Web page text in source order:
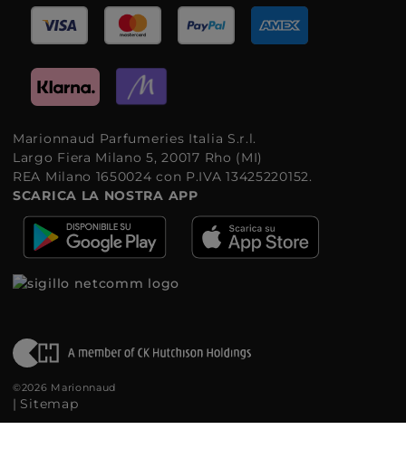
Marionnaud Parfumeries Italia S.r.l.
Largo Fiera Milano 5, 20017 Rho (MI)
REA Milano 1650024 con P.IVA 13425220152.
SCARICA LA NOSTRA APP
©2026 Marionnaud
| Sitemap